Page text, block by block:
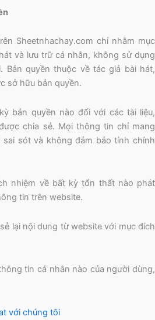
Sheetnhachay.com chỉ nhằm mục
và lưu trữ cá nhân, không sử dụng
Bản quyền thuộc về tác giả bài hát,
sở hữu bản quyền.
bản quyền nào đối với các tài liệu,
chia sẻ. Mọi thông tin chỉ mang
sót và không đảm bảo tính chính
nhiệm về bất kỳ tổn thất nào phát
tin trên website.
lại nội dung từ website với mục đích
tin cá nhân nào của người dùng,
với chúng tôi